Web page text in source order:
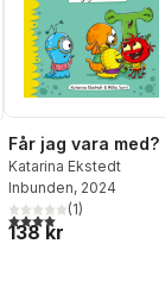
Får jag vara med?
Katarina Ekstedt
Inbunden, 2024
4,0utav 5 stjärnor.
(1)
138 kr